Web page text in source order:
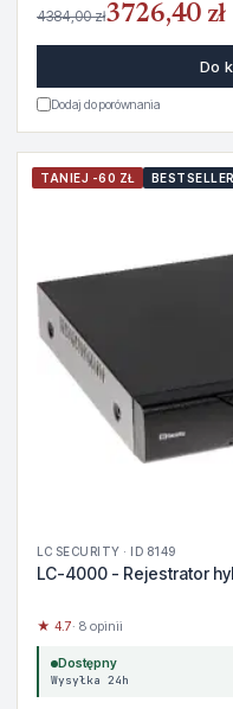
4384,00 zł3726,40 zł
Do
Dodaj do porównania
TANIEJ -60 ZŁ BESTSELLER
LC SECURITY · ID 8149
LC-4000 - Rejestrator
★ 4.7· 8 opinii
Dostępny
Wysyłka 24h